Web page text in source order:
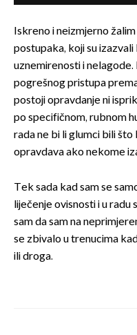
Iskreno i neizmjerno
postupaka, koji su
uznemirenosti i
pogrešnog pristupa
postoji opravdanje ni
po specifičnom, rubnom
rada ne bi li glumci bili što
opravdava ako nekome
Tek sada kad sam se
liječenje ovisnosti i u radu
sam da sam na
se zbivalo u trenucima
ili droga.